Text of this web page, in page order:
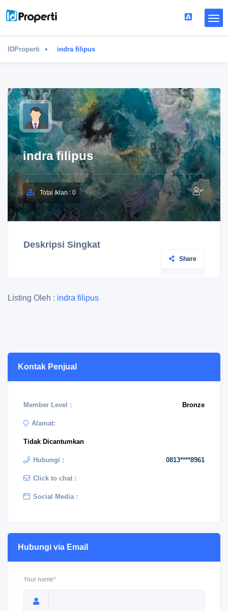
IDProperti indra filipus
indra filipus
Total Iklan : 0
Deskripsi Singkat
Share
Listing Oleh : indra filipus
Kontak Penjual
Member Level : Bronze
Alamat:
Tidak Dicantumkan
Hubungi : 0813****8961
Click to chat :
Social Media :
Hubungi via Email
Your name*